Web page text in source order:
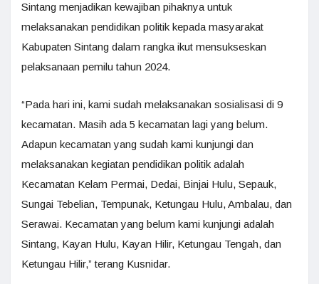
Sintang menjadikan kewajiban pihaknya untuk
melaksanakan pendidikan politik kepada masyarakat
Kabupaten Sintang dalam rangka ikut mensukseskan
pelaksanaan pemilu tahun 2024.
“Pada hari ini, kami sudah melaksanakan sosialisasi di 9
kecamatan. Masih ada 5 kecamatan lagi yang belum.
Adapun kecamatan yang sudah kami kunjungi dan
melaksanakan kegiatan pendidikan politik adalah
Kecamatan Kelam Permai, Dedai, Binjai Hulu, Sepauk,
Sungai Tebelian, Tempunak, Ketungau Hulu, Ambalau, dan
Serawai. Kecamatan yang belum kami kunjungi adalah
Sintang, Kayan Hulu, Kayan Hilir, Ketungau Tengah, dan
Ketungau Hilir,” terang Kusnidar.